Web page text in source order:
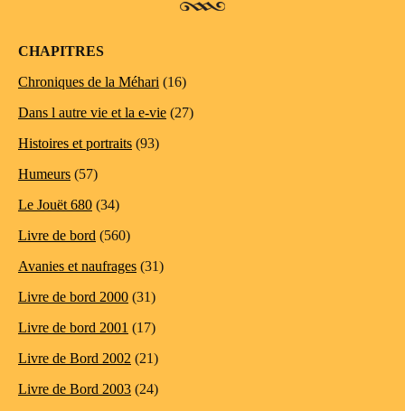
CHAPITRES
Chroniques de la Méhari (16)
Dans l autre vie et la e-vie (27)
Histoires et portraits (93)
Humeurs (57)
Le Jouët 680 (34)
Livre de bord (560)
Avanies et naufrages (31)
Livre de bord 2000 (31)
Livre de bord 2001 (17)
Livre de Bord 2002 (21)
Livre de Bord 2003 (24)